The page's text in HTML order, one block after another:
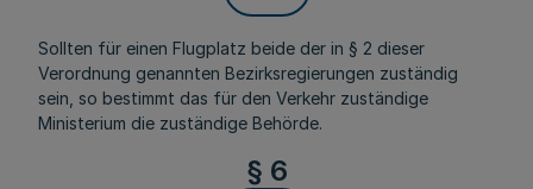
Sollten für einen Flugplatz beide der in § 2 dieser
Verordnung genannten Bezirksregierungen zuständig
sein, so bestimmt das für den Verkehr zuständige
Ministerium die zuständige Behörde.
§ 6